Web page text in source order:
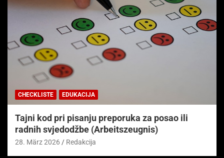
CHECKLISTE EDUKACIJA
Tajni kod pri pisanju preporuka za posao ili
radnih svjedodžbe (Arbeitszeugnis)
28. März 2026 Redakcija